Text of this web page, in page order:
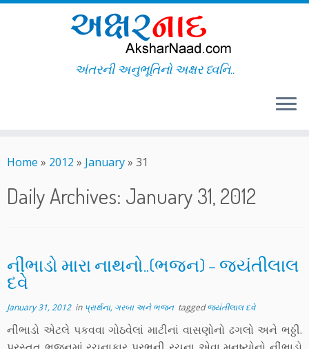
to
અંતરની અનુભૂતિનો અક્ષર ધ્વનિ..
Home » 2012 » January» 31
Daily Archives: January 31, 2012
નીંભાડો મારા નાથનો..(ભજન) – જયંતીલાલ
દવે
January 31, 2012in પ્રાર્થના, ગરબા અને ભજન taggedજયંતીલાલ દવે
નીંભાડો એટલે પકવવા ગોઠવેલાં માટીનાં વાસણોનો ઢગલો અને ભઠ્ઠી.